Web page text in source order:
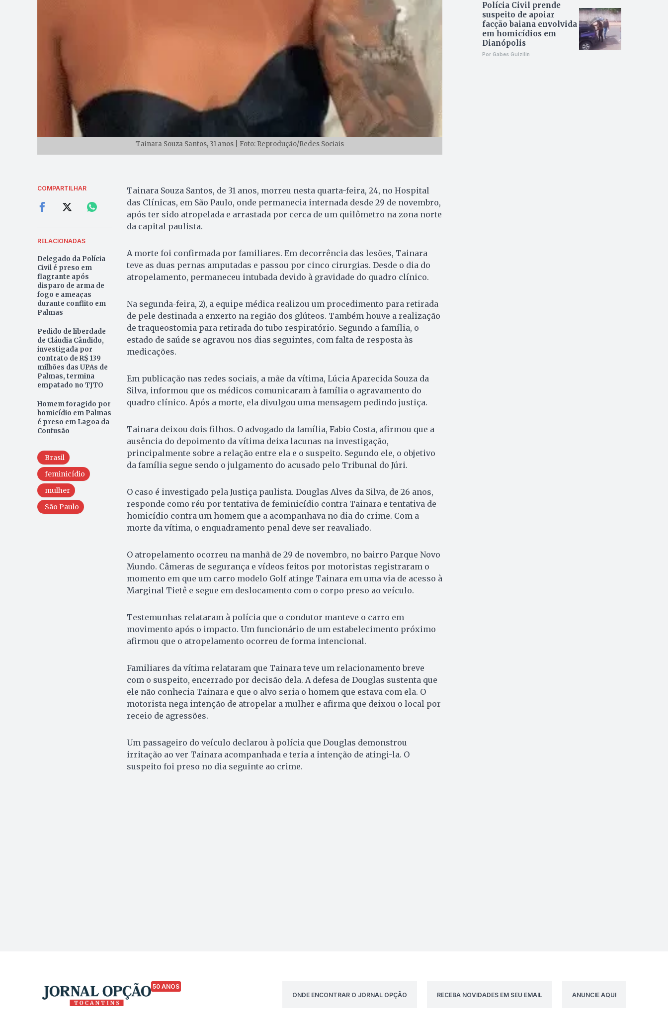
Tainara Souza Santos, 31 anos | Foto: Reprodução/Redes Sociais
COMPARTILHAR
RELACIONADAS
Delegado da Polícia
Civil é preso em
flagrante após
disparo de arma de
fogo e ameaças
durante conflito em
Palmas
Pedido de liberdade
de Cláudia Cândido,
investigada por
contrato de R$ 139
milhões das UPAs de
Palmas, termina
empatado no TJTO
Homem foragido por
homicídio em Palmas
é preso em Lagoa da
Confusão
Brasil
feminicídio
mulher
São Paulo
Tainara Souza Santos, de 31 anos, morreu nesta quarta-feira, 24, no Hospital
das Clínicas, em São Paulo, onde permanecia internada desde 29 de novembro,
após ter sido atropelada e arrastada por cerca de um quilômetro na zona norte
da capital paulista.
A morte foi confirmada por familiares. Em decorrência das lesões, Tainara
teve as duas pernas amputadas e passou por cinco cirurgias. Desde o dia do
atropelamento, permaneceu intubada devido à gravidade do quadro clínico.
Na segunda-feira, 2), a equipe médica realizou um procedimento para retirada
de pele destinada a enxerto na região dos glúteos. Também houve a realização
de traqueostomia para retirada do tubo respiratório. Segundo a família, o
estado de saúde se agravou nos dias seguintes, com falta de resposta às
medicações.
Em publicação nas redes sociais, a mãe da vítima, Lúcia Aparecida Souza da
Silva, informou que os médicos comunicaram à família o agravamento do
quadro clínico. Após a morte, ela divulgou uma mensagem pedindo justiça.
Tainara deixou dois filhos. O advogado da família, Fabio Costa, afirmou que a
ausência do depoimento da vítima deixa lacunas na investigação,
principalmente sobre a relação entre ela e o suspeito. Segundo ele, o objetivo
da família segue sendo o julgamento do acusado pelo Tribunal do Júri.
O caso é investigado pela Justiça paulista. Douglas Alves da Silva, de 26 anos,
responde como réu por tentativa de feminicídio contra Tainara e tentativa de
homicídio contra um homem que a acompanhava no dia do crime. Com a
morte da vítima, o enquadramento penal deve ser reavaliado.
O atropelamento ocorreu na manhã de 29 de novembro, no bairro Parque Novo
Mundo. Câmeras de segurança e vídeos feitos por motoristas registraram o
momento em que um carro modelo Golf atinge Tainara em uma via de acesso à
Marginal Tietê e segue em deslocamento com o corpo preso ao veículo.
Testemunhas relataram à polícia que o condutor manteve o carro em
movimento após o impacto. Um funcionário de um estabelecimento próximo
afirmou que o atropelamento ocorreu de forma intencional.
Familiares da vítima relataram que Tainara teve um relacionamento breve
com o suspeito, encerrado por decisão dela. A defesa de Douglas sustenta que
ele não conhecia Tainara e que o alvo seria o homem que estava com ela. O
motorista nega intenção de atropelar a mulher e afirma que deixou o local por
receio de agressões.
Um passageiro do veículo declarou à polícia que Douglas demonstrou
irritação ao ver Tainara acompanhada e teria a intenção de atingi-la. O
suspeito foi preso no dia seguinte ao crime.
Polícia Civil prende
suspeito de apoiar
facção baiana envolvida
em homicídios em
Dianópolis
Por Gabes Guizilin
50 ANOS
ONDE ENCONTRAR O JORNAL OPÇÃO
RECEBA NOVIDADES EM SEU EMAIL ANUNCIE AQUI